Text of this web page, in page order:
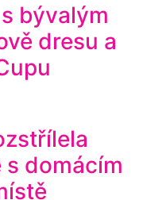
bývalým
dresu a
s domácím